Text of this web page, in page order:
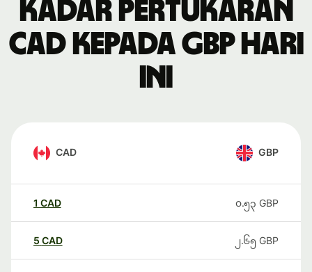
Kadar pertukaran
CAD kepada GBP hari
ini
CAD GBP
1 CAD ၀.၅၃ GBP
5 CAD ၂.၆၅ GBP